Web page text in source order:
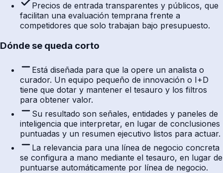
Precios de entrada transparentes y públicos, que
facilitan una evaluación temprana frente a
competidores que solo trabajan bajo presupuesto.
Dónde se queda corto
Está diseñada para que la opere un analista o
curador. Un equipo pequeño de innovación o I+D
tiene que dotar y mantener el tesauro y los filtros
para obtener valor.
Su resultado son señales, entidades y paneles de
inteligencia que interpretar, en lugar de conclusiones
puntuadas y un resumen ejecutivo listos para actuar.
La relevancia para una línea de negocio concreta
se configura a mano mediante el tesauro, en lugar de
puntuarse automáticamente por línea de negocio.